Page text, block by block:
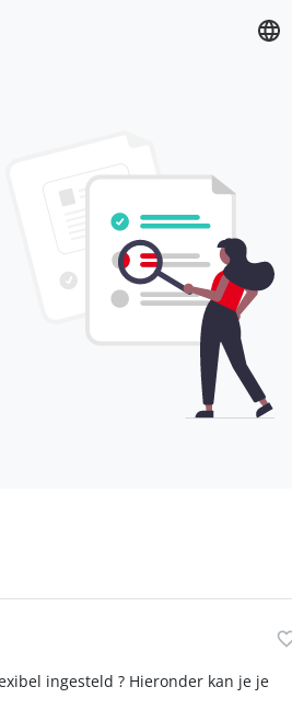
ingesteld ? Hieronder kan je je